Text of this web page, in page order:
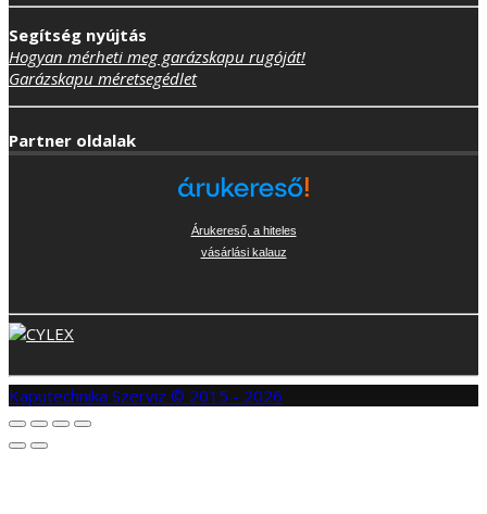
Segítség nyújtás
Hogyan mérheti meg garázskapu rugóját!
Garázskapu méretsegédlet
Partner oldalak
Árukereső, a hiteles
vásárlási kalauz
Kaputechnika Szerviz © 2015 - 2026